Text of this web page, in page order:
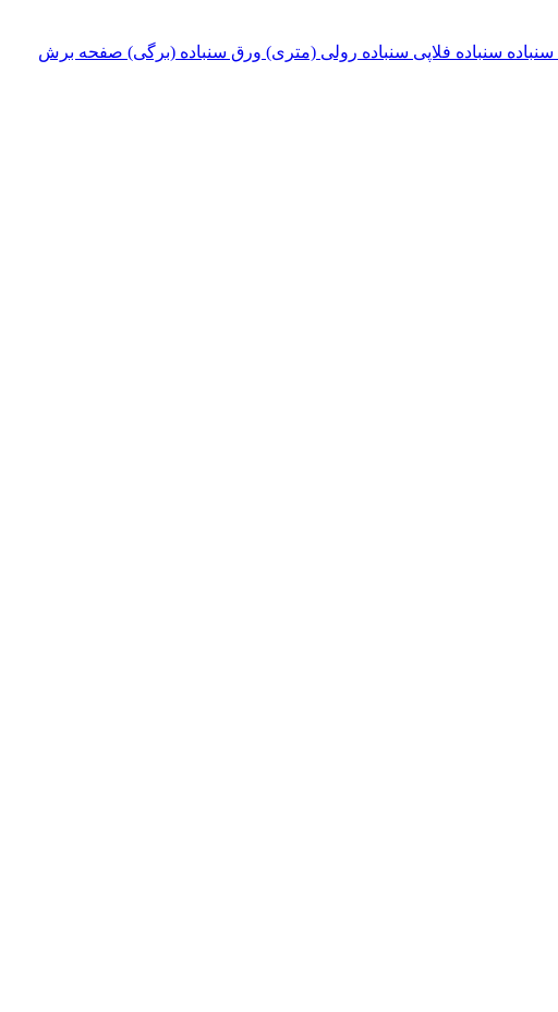
سنباده سنباده فلاپی سنباده رولی (متری) ورق سنباده (برگی) صفحه برش‌